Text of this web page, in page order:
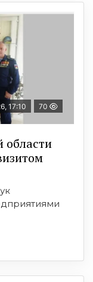
17:10 70
области